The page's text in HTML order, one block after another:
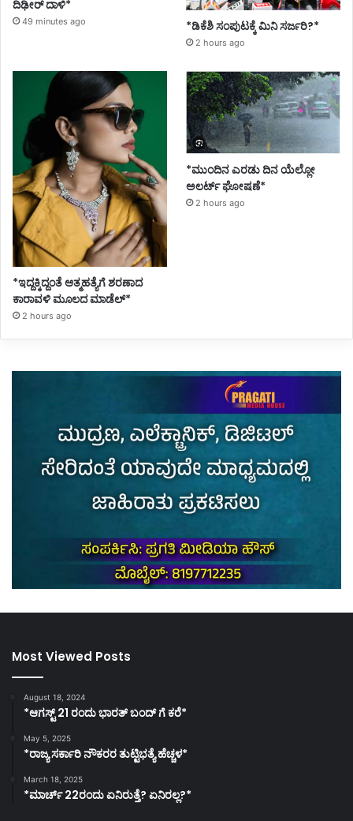
ದಿಢೀರ್ ದಾಳಿ*
49 minutes ago *ಡಿಕೆಶಿ ಸಂಪುಟಕ್ಕೆ ಮಿನಿ ಸರ್ಜರಿ?*
2 hours ago
*ಇದ್ದಕ್ಕಿದ್ದಂತೆ ಆತ್ಮಹತ್ಯೆಗೆ ಶರಣಾದ
ಕಾರಾವಳಿ ಮೂಲದ ಮಾಡೆಲ್*
2 hours ago
*ಮುಂದಿನ ಎರಡು ದಿನ ಯೆಲ್ಲೋ
ಅಲರ್ಟ್ ಘೋಷಣೆ*
2 hours ago
Most Viewed Posts
August 18, 2024
*ಆಗಸ್ಟ್ 21 ರಂದು ಭಾರತ್‌ ಬಂದ್‌ ಗೆ ಕರೆ*
May 5, 2025
*ರಾಜ್ಯ ಸರ್ಕಾರಿ ನೌಕರರ ತುಟ್ಟಿಭತ್ಯೆ ಹೆಚ್ಚಳ*
March 18, 2025
*ಮಾರ್ಚ್ 22ರಂದು ಏನಿರುತ್ತೆ? ಏನಿರಲ್ಲ?*